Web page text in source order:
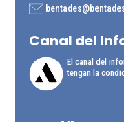
Canal del
El canal del
tengan la